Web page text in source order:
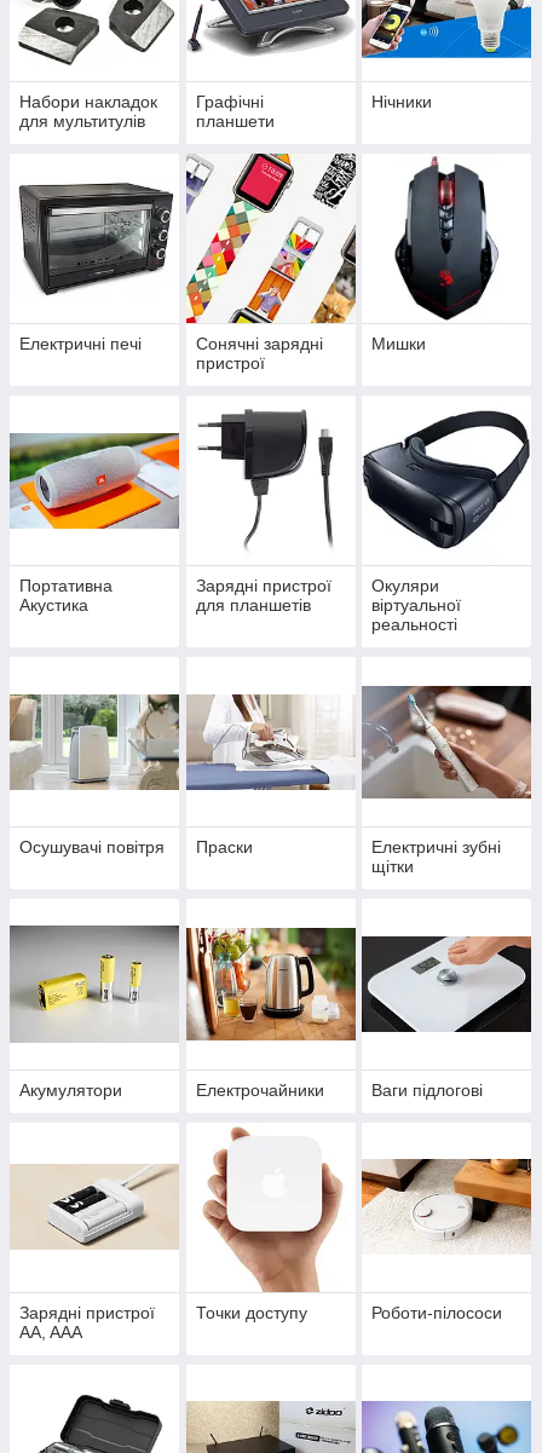
Набори накладок
для мультитулів
Графічні
планшети
Нічники
Електричні печі
Сонячні зарядні
пристрої
Мишки
Портативна
Акустика
Зарядні пристрої
для планшетів
Окуляри
віртуальної
реальності
Осушувачі повітря Праски
Електричні зубні
щітки
Акумулятори Електрочайники Ваги підлогові
Зарядні пристрої
AA, AAA
Точки доступу Роботи-пілососи